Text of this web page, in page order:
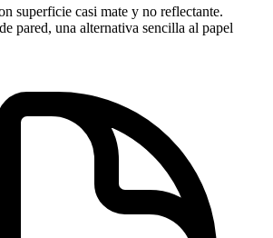
superficie casi mate y no reflectante.
pared, una alternativa sencilla al papel